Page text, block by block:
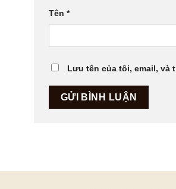
Tên *
Lưu tên của tôi, email, và